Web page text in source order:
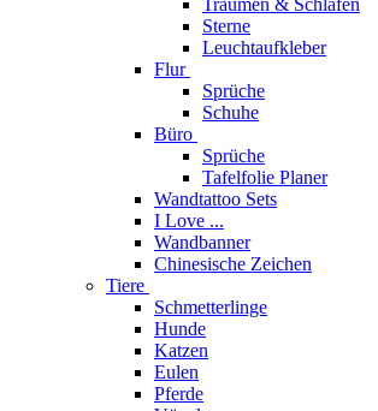
Träumen & Schlafen
Sterne
Leuchtaufkleber
Flur
Sprüche
Schuhe
Büro
Sprüche
Tafelfolie Planer
Wandtattoo Sets
I Love ...
Wandbanner
Chinesische Zeichen
Tiere
Schmetterlinge
Hunde
Katzen
Eulen
Pferde